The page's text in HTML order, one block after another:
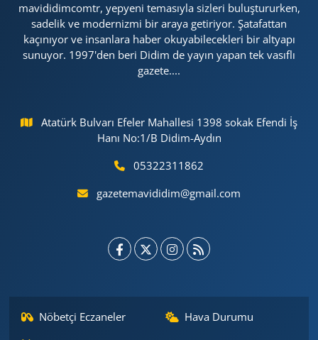
mavididimcomtr, yepyeni temasıyla sizleri buluştururken,
sadelik ve modernizmi bir araya getiriyor. Şatafattan
kaçınıyor ve insanlara haber okuyabilecekleri bir altyapı
sunuyor. 1997'den beri Didim de yayın yapan tek vasıflı
gazete....
Atatürk Bulvarı Efeler Mahallesi 1398 sokak Efendi İş
Hanı No:1/B Didim-Aydın
05322311862
gazetemavididim@gmail.com
Nöbetçi Eczaneler
Hava Durumu